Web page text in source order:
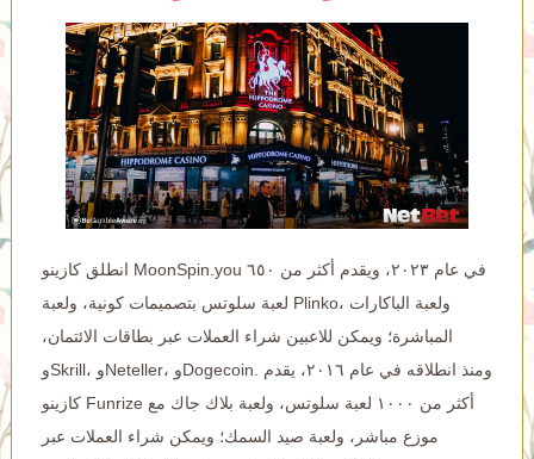
انطلق كازينو MoonSpin.you في عام ٢٠٢٣، ويقدم أكثر من ٦٥٠
لعبة سلوتس بتصميمات كونية، ولعبة Plinko، ولعبة الباكارات
المباشرة؛ ويمكن للاعبين شراء العملات عبر بطاقات الائتمان،
وSkrill، وNeteller، وDogecoin. ومنذ انطلاقه في عام ٢٠١٦، يقدم
كازينو Funrize أكثر من ١٠٠٠ لعبة سلوتس، ولعبة بلاك جاك مع
موزع مباشر، ولعبة صيد السمك؛ ويمكن شراء العملات عبر